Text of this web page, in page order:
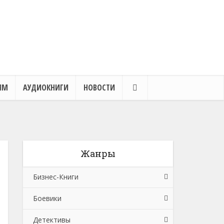
АУДИОКНИГИ НОВОСТИ
Жанры
Бизнес-Книги
Банковское дело
Бухучет, налогообложение, аудит
Боевики
Боевики: Прочее
Детективы